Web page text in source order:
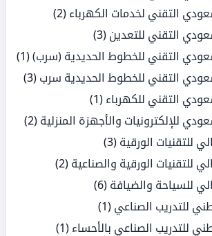
التقني لخدمات الكهرباء (2)
التقني للتعدين (3)
التقني للخطوط الحديدية (سرب)(1)
التقني للخطوط الحديدية سرب (3)
التقني للكهرباء (1)
للإلكترونيات والأجهزة المنزلية (2)
للتقنيات الورقية (3)
للتقنيات الورقية والصناعية (2)
للسياحة والضيافة (6)
للتدريب الصناعي (1)
للتدريب الصناعي بالأحساء (1)